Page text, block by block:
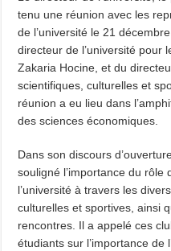
tenu une réunion avec les
de l’université le 21
directeur de l’université pour
Zakaria Hocine, et du
scientifiques, culturelles et
réunion a eu lieu dans
des sciences économiques.
Dans son discours
souligné l’importance du rôle
l’université à travers les
culturelles et sportives, ainsi
rencontres. Il a appelé ces
étudiants sur l’importance de